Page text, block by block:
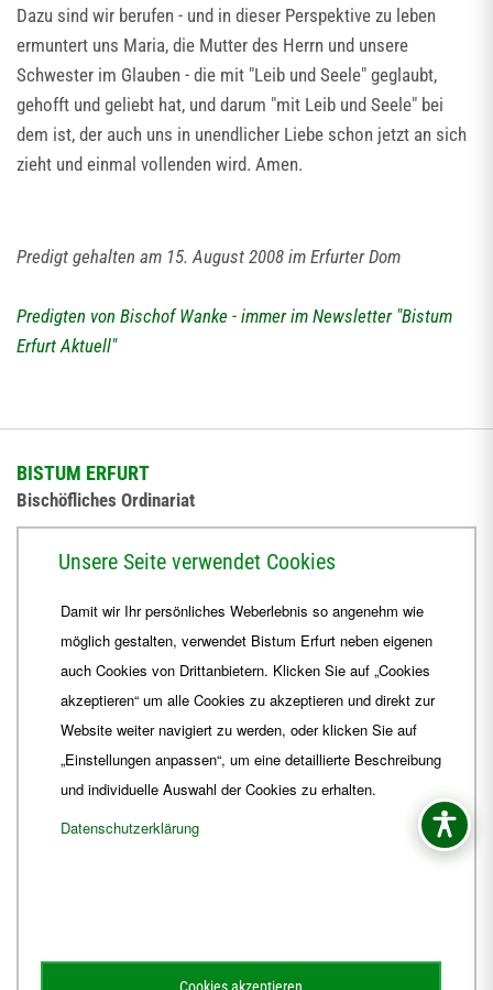
Dazu sind wir berufen - und in dieser Perspektive zu leben
ermuntert uns Maria, die Mutter des Herrn und unsere
Schwester im Glauben - die mit "Leib und Seele" geglaubt,
gehofft und geliebt hat, und darum "mit Leib und Seele" bei
dem ist, der auch uns in unendlicher Liebe schon jetzt an sich
zieht und einmal vollenden wird. Amen.
Predigt gehalten am 15. August 2008 im Erfurter Dom
Predigten von Bischof Wanke - immer im Newsletter "Bistum
Erfurt Aktuell"
BISTUM ERFURT
Bischöfliches Ordinariat
+49 361 6572-444
ordinariat Bistum-Erfurt.de
Unsere Seite verwendet Cookies
Damit wir Ihr persönliches Weberlebnis so angenehm wie
möglich gestalten, verwendet Bistum Erfurt neben eigenen
auch Cookies von Drittanbietern. Klicken Sie auf „Cookies
akzeptieren“ um alle Cookies zu akzeptieren und direkt zur
Website weiter navigiert zu werden, oder klicken Sie auf
„Einstellungen anpassen“, um eine detaillierte Beschreibung
und individuelle Auswahl der Cookies zu erhalten.
Datenschutzerklärung